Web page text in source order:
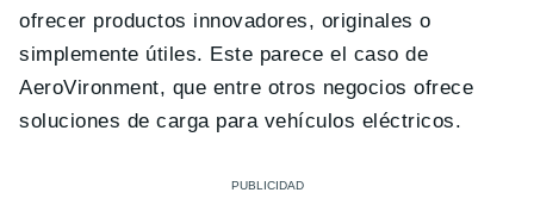
ofrecer productos innovadores, originales o
simplemente útiles. Este parece el caso de
AeroVironment, que entre otros negocios ofrece
soluciones de carga para vehículos eléctricos.